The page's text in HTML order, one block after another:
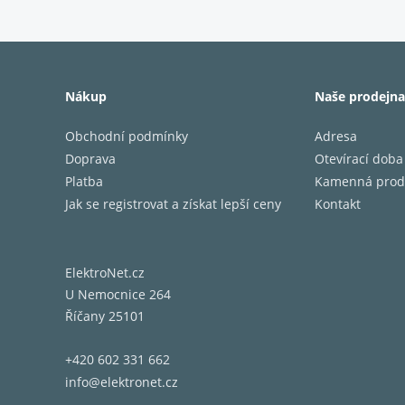
Po
Nest
více
Nákup
Obchodní podmínky
Doprava
Platba
Jak se registrovat a získat lepší ceny
Naše prodejna
Adresa
Otevírací doba
Kamenná
Kontakt
ElektroNet.cz
U Nemocnice 264
Říčany 25101
+420 602 331 662
info@elektronet.cz